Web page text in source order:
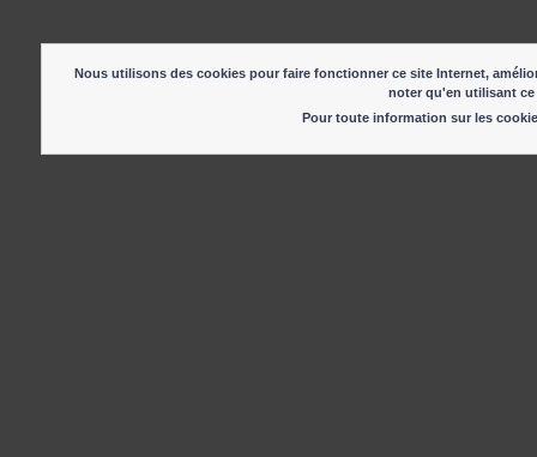
Nous utilisons des cookies pour faire fonctionner ce site Internet,
noter qu'en utilisant
Pour toute information sur les